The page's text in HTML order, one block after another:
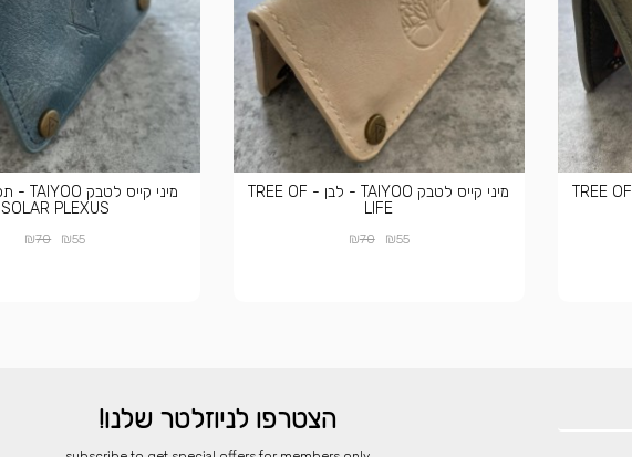
מיני קייס לטבק TAIYOO - זית - TREE OF
מיני קייס לטבק TAIYOO - לבן - TREE OF
LIFE
₪55
₪70
SOLAR PLEXUS
₪55
₪70
הצטרפו לניוזלטר שלנו!